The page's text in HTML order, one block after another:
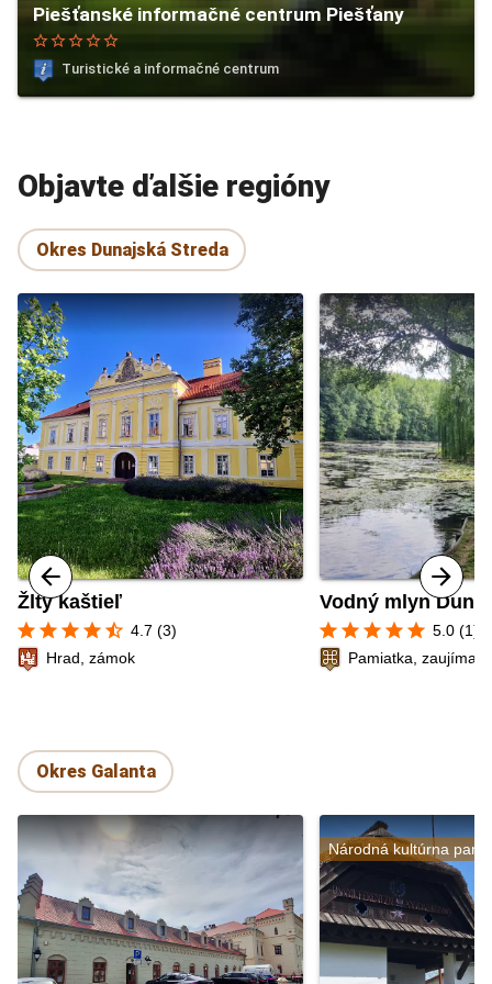
Piešťanské informačné centrum Piešťany
star_borderstar_borderstar_borderstar_borderstar_border
Turistické a informačné centrum
Objavte ďalšie regióny
Okres Dunajská Streda
Žltý kaštieľ
star star star star star_half 4.7 (3)
Hrad, zámok
Vodný mlyn
star star star star star 5.0 (1)
Pamiatka,
Okres Galanta
Národná kultúrna